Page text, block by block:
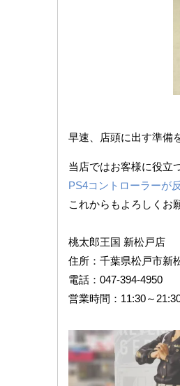
早速、店頭に出す準備
当店ではお客様に役立
PS4コントローラーが
これからもよろしくお
桃太郎王国 新松戸店
住所：千葉県松戸市新
電話：047-394-4950
営業時間：11:30～